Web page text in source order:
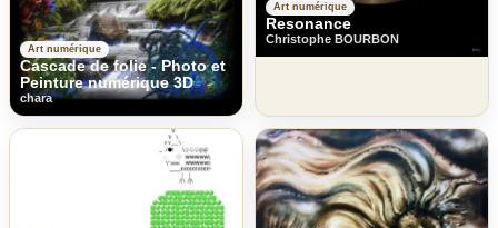
Art numérique
Cascade de folie - Photo et
Peinture numérique 3D
chara
Art numérique
Resonance
Christophe BOURBON